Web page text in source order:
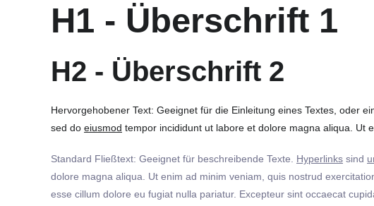
H1 - Überschrift 1
H2 - Überschrift 2
Hervorgehobener Text: Geeignet für die Einleitung eines Textes, oder
sed do eiusmod tempor incididunt ut labore et dolore magna aliqua. Ut
Standard Fließtext: Geeignet für beschreibende Texte. Hyperlinks sind
dolore magna aliqua. Ut enim ad minim veniam, quis nostrud
esse cillum dolore eu fugiat nulla pariatur. Excepteur sint occaecat